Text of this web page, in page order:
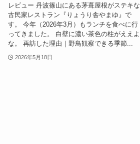
レビュー 丹波篠山にある茅葺屋根がステキな
古民家レストラン『りょうり舎やまゆ』で
す。 今年（2026年3月）もランチを食べに行
ってきました。 白壁に濃い茶色の柱がええよ
な。 再訪した理由｜野鳥観察できる季節...
2026年5月18日